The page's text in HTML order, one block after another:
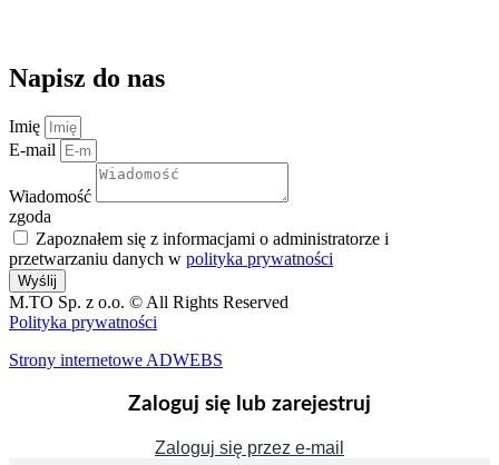
Napisz do nas
Imię
E-mail
Wiadomość
zgoda
Zapoznałem się z informacjami o administratorze i
przetwarzaniu danych w polityka prywatności
Wyślij
M.TO Sp. z o.o. © All Rights Reserved
Polityka prywatności
Strony internetowe ADWEBS
Zaloguj się lub zarejestruj
Zaloguj się przez e-mail